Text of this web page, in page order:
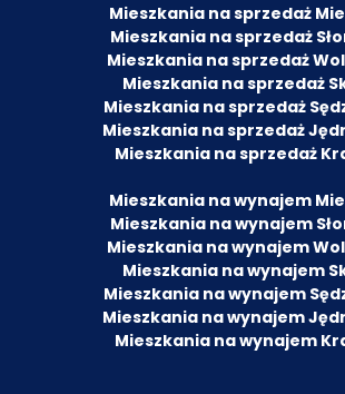
Mieszkania na sprzedaż
Mieszkania na sprzedaż
Mieszkania na sprzedaż
Mieszkania na sprzedaż
Mieszkania na sprzedaż
Mieszkania na sprzedaż
Mieszkania na sprzedaż
Mieszkania na wynajem
Mieszkania na wynajem
Mieszkania na wynajem
Mieszkania na wynajem
Mieszkania na wynajem
Mieszkania na wynajem
Mieszkania na wynajem